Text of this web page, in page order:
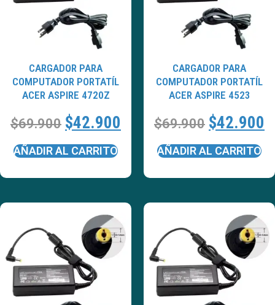
CARGADOR PARA
COMPUTADOR PORTATÍL
ACER ASPIRE 4720Z
$69.900 $42.900
AÑADIR AL CARRITO
CARGADOR PARA
COMPUTADOR PORTATÍL
ACER ASPIRE 4523
$69.900 $42.900
AÑADIR AL CARRITO